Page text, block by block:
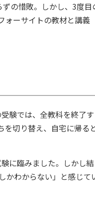
の惜敗。しかし、3度目
ォーサイトの教材と講義
験では、全教科を終了す
切り替え、自宅に帰る
に臨みました。しかし結
かわからない」と感じて